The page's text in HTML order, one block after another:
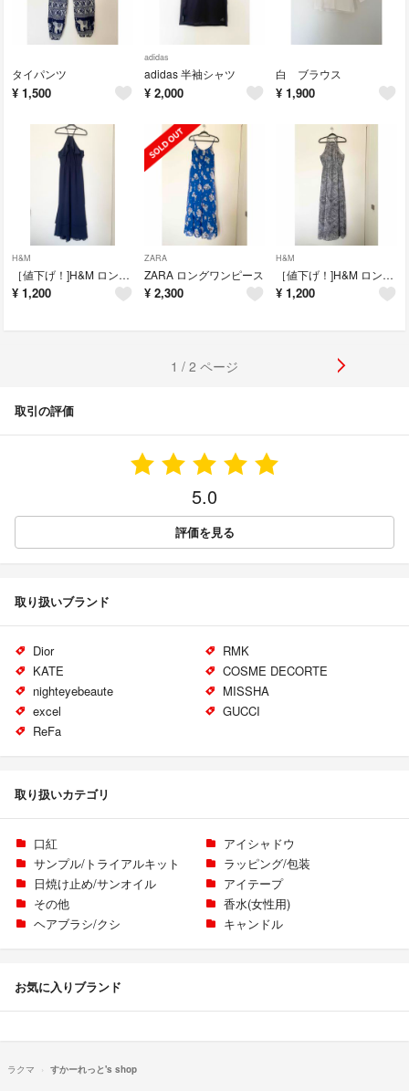
タイパンツ
¥ 1,500
adidas
adidas 半袖シャツ
¥ 2,000
白 ブラウス
¥ 1,900
H&M
［値下げ！]H&M ロングワンピース
¥ 1,200
ZARA
ZARA ロングワンピース
¥ 2,300
H&M
［値下げ！]H&M ロングワンピース
¥ 1,200
1 / 2 ページ
取引の評価
5.0
評価を見る
取り扱いブランド
Dior
RMK
KATE
COSME DECORTE
nighteyebeaute
MISSHA
excel
GUCCI
ReFa
取り扱いカテゴリ
口紅
アイシャドウ
サンプル/トライアルキット
ラッピング/包装
日焼け止め/サンオイル
アイテープ
その他
香水(女性用)
ヘアブラシ/クシ
キャンドル
お気に入りブランド
ラクマ すかーれっと's shop